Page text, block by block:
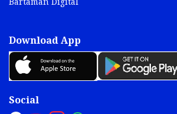
Download App
Social